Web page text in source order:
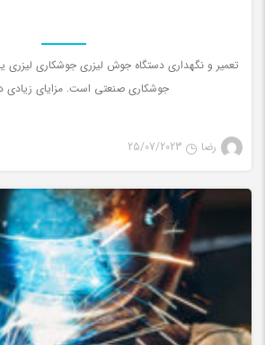
تعمیر و نگهداری دستگاه جوش لیزری جوشکاری لیزری
جوشکاری صنعتی است. مزایای زیادی
رضا 25/07/2023